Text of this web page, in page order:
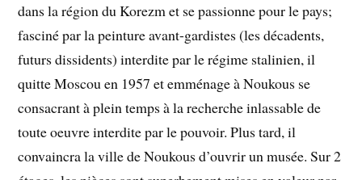
dans la région du Korezm et se passionne pour le pays;
fasciné par la peinture avant-gardistes (les décadents,
futurs dissidents) interdite par le régime stalinien, il
quitte Moscou en 1957 et emménage à Noukous se
consacrant à plein temps à la recherche inlassable de
toute oeuvre interdite par le pouvoir. Plus tard, il
convaincra la ville de Noukous d’ouvrir un musée. Sur 2